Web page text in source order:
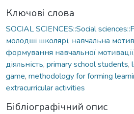
Ключові слова
SOCIAL SCIENCES::Social
молодші школярі, навчальна
формування навчальної мотивації,
діяльність, primary school students,
game, methodology for forming
extracurricular activities
Бібліографічний опис